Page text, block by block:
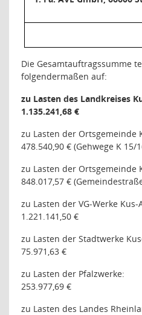
Die Gesamtauftragssumme
folgendermaßen auf:
zu Lasten des Landkreises
1.135.241,68 €
zu Lasten der Ortsgemeinde
478.540,90 € (Gehwege K 15/
zu Lasten der Ortsgemeinde
848.017,57 €
zu Lasten der VG-Werke
1.221.141,50 €
zu Lasten der Stadtwerke
75.971,63 €
zu Lasten der Pfalzwerke:
253.977,69 €
zu Lasten des Landes